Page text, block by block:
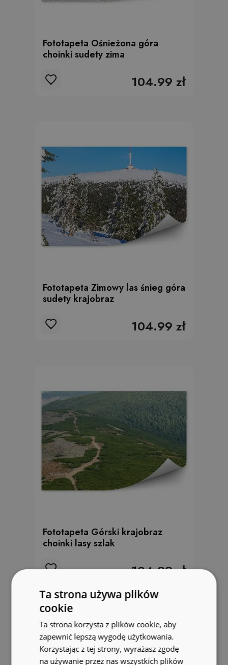
Fototapeta Ośnieżona góra
choinki sudety zima
104.99 zł
Fototapeta Zimowy las śnieg góra
sudety krajobraz
104.99 zł
Fototapeta Górski krajobraz
choinki lasy szlak
104.99 zł
Ta strona używa plików
cookie
Ta strona korzysta z plików cookie, aby
zapewnić lepszą wygodę użytkowania.
Korzystając z tej strony, wyrażasz zgodę
na używanie przez nas wszystkich plików